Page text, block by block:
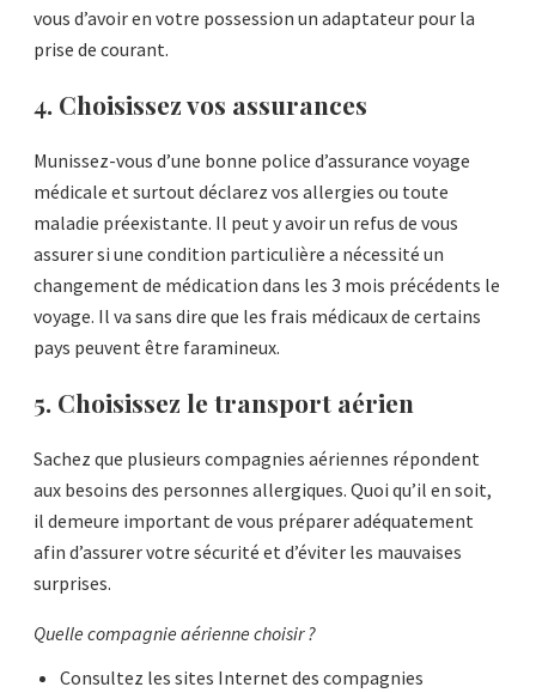
vous d’avoir en votre possession un adaptateur pour la
prise de courant.
4. Choisissez vos assurances
Munissez-vous d’une bonne police d’assurance voyage
médicale et surtout déclarez vos allergies ou toute
maladie préexistante. Il peut y avoir un refus de vous
assurer si une condition particulière a nécessité un
changement de médication dans les 3 mois précédents le
voyage. Il va sans dire que les frais médicaux de certains
pays peuvent être faramineux.
5. Choisissez le transport aérien
Sachez que plusieurs compagnies aériennes répondent
aux besoins des personnes allergiques. Quoi qu’il en soit,
il demeure important de vous préparer adéquatement
afin d’assurer votre sécurité et d’éviter les mauvaises
surprises.
Quelle compagnie aérienne choisir ?
Consultez les sites Internet des compagnies